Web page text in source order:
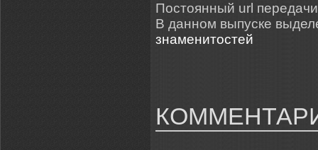
Постоянный url
В данном выпуске
знаменитостей